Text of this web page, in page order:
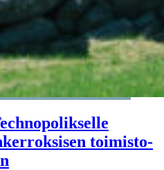
toimisto-